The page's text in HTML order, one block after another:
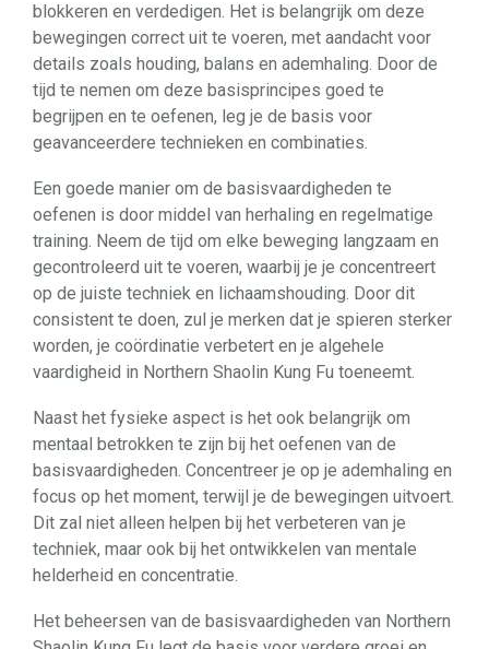
blokkeren en verdedigen. Het is belangrijk om deze
bewegingen correct uit te voeren, met aandacht voor
details zoals houding, balans en ademhaling. Door de
tijd te nemen om deze basisprincipes goed te
begrijpen en te oefenen, leg je de basis voor
geavanceerdere technieken en combinaties.
Een goede manier om de basisvaardigheden te
oefenen is door middel van herhaling en regelmatige
training. Neem de tijd om elke beweging langzaam en
gecontroleerd uit te voeren, waarbij je je concentreert
op de juiste techniek en lichaamshouding. Door dit
consistent te doen, zul je merken dat je spieren sterker
worden, je coördinatie verbetert en je algehele
vaardigheid in Northern Shaolin Kung Fu toeneemt.
Naast het fysieke aspect is het ook belangrijk om
mentaal betrokken te zijn bij het oefenen van de
basisvaardigheden. Concentreer je op je ademhaling en
focus op het moment, terwijl je de bewegingen uitvoert.
Dit zal niet alleen helpen bij het verbeteren van je
techniek, maar ook bij het ontwikkelen van mentale
helderheid en concentratie.
Het beheersen van de basisvaardigheden van Northern